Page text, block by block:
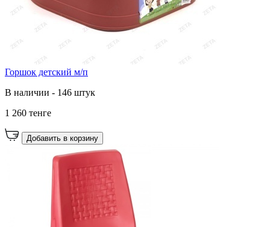
Горшок детский м/п
В наличии - 146 штук
1 260 тенге
Добавить в корзину